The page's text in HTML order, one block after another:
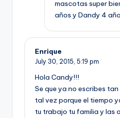
mascotas super
años y Dandy 4
Enrique
July 30, 2015, 5:19 pm
Hola Candy!!!
Se que ya no escribes
tal vez porque el tiempo
tu trabajo tu familia y las